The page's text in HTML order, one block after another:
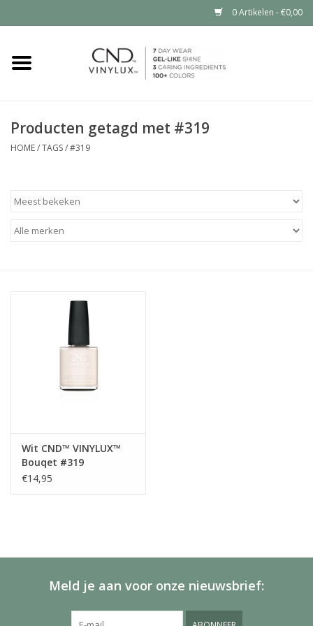
0 Artikelen - €0,00
Home
Nailart voor jou
Producten getagd met #319
HOME/TAGS/#319
Wit CND™ VINYLUX™
Bouqet #319
€14,95
Meld je aan voor onze nieuwsbrief: